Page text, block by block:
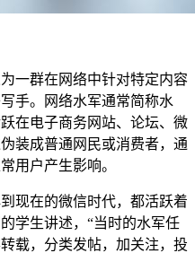
一群在网络中针对特定内容
手。网络水军通常简称水
在电子商务网站、论坛、微
装成普通网民或消费者，通
用户产生影响。
现在的微信时代，都活跃着
学生讲述，“当时的水军任
载，分类发帖，加关注，投